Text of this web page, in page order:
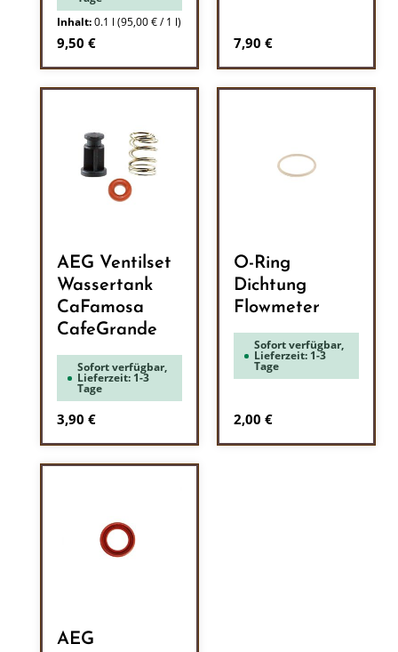
Inhalt:0.1 l (95,00 € / 1 l)
Regulärer Preis:
9,50 € Regulärer Preis:
7,90 €
AEG Ventilset
Wassertank
CaFamosa
CafeGrande
Sofort verfügbar,
Lieferzeit: 1-3
Tage
Regulärer Preis:
3,90 €
O-Ring
Dichtung
Flowmeter
Sofort verfügbar,
Lieferzeit: 1-3
Tage
Regulärer Preis:
2,00 €
AEG